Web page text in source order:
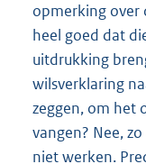
opmerking over
heel goed dat
uitdrukking
wilsverklaring
zeggen, om het
vangen? Nee,
niet werken.